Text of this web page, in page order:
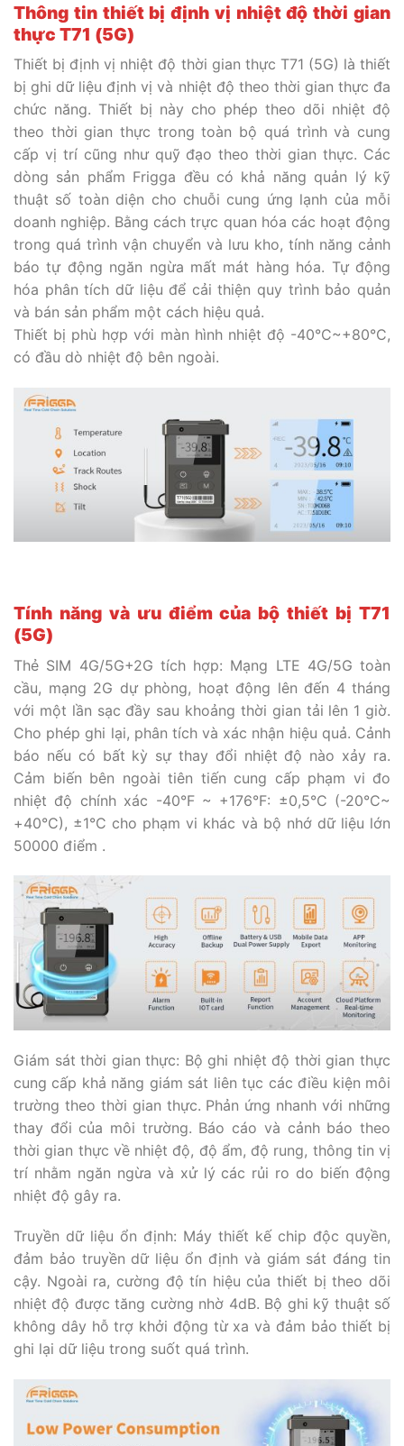
Thông tin thiết bị định vị nhiệt độ thời gian
thực T71 (5G)
Thiết bị định vị nhiệt độ thời gian thực T71 (5G) là thiết
bị ghi dữ liệu định vị và nhiệt độ theo thời gian thực đa
chức năng. Thiết bị này cho phép theo dõi nhiệt độ
theo thời gian thực trong toàn bộ quá trình và cung
cấp vị trí cũng như quỹ đạo theo thời gian thực. Các
dòng sản phẩm Frigga đều có khả năng quản lý kỹ
thuật số toàn diện cho chuỗi cung ứng lạnh của mỗi
doanh nghiệp. Bằng cách trực quan hóa các hoạt động
trong quá trình vận chuyển và lưu kho, tính năng cảnh
báo tự động ngăn ngừa mất mát hàng hóa. Tự động
hóa phân tích dữ liệu để cải thiện quy trình bảo quản
và bán sản phẩm một cách hiệu quả.
Thiết bị phù hợp với màn hình nhiệt độ -40°C~+80°C,
có đầu dò nhiệt độ bên ngoài.
Tính năng và ưu điểm của bộ thiết bị T71
(5G)
Thẻ SIM 4G/5G+2G tích hợp: Mạng LTE 4G/5G toàn
cầu, mạng 2G dự phòng, hoạt động lên đến 4 tháng
với một lần sạc đầy sau khoảng thời gian tải lên 1 giờ.
Cho phép ghi lại, phân tích và xác nhận hiệu quả. Cảnh
báo nếu có bất kỳ sự thay đổi nhiệt độ nào xảy ra.
Cảm biến bên ngoài tiên tiến cung cấp phạm vi đo
nhiệt độ chính xác -40°F ~ +176°F: ±0,5°C (-20°C~
+40°C), ±1°C cho phạm vi khác và bộ nhớ dữ liệu lớn
50000 điểm .
Giám sát thời gian thực: Bộ ghi nhiệt độ thời gian thực
cung cấp khả năng giám sát liên tục các điều kiện môi
trường theo thời gian thực. Phản ứng nhanh với những
thay đổi của môi trường. Báo cáo và cảnh báo theo
thời gian thực về nhiệt độ, độ ẩm, độ rung, thông tin vị
trí nhằm ngăn ngừa và xử lý các rủi ro do biến động
nhiệt độ gây ra.
Truyền dữ liệu ổn định: Máy thiết kế chip độc quyền,
đảm bảo truyền dữ liệu ổn định và giám sát đáng tin
cậy. Ngoài ra, cường độ tín hiệu của thiết bị theo dõi
nhiệt độ được tăng cường nhờ 4dB. Bộ ghi kỹ thuật số
không dây hỗ trợ khởi động từ xa và đảm bảo thiết bị
ghi lại dữ liệu trong suốt quá trình.